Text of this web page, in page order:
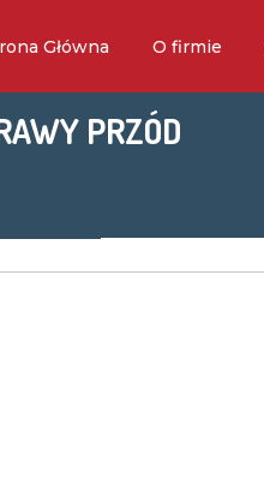
Główna O firmie
PRZÓD